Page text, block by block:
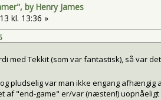
by Henry James
kl. 13:36 »
med Tekkit (som var fantastisk), så var
pludselig var man ikke engang afhængig
af "end-game" er/var (næsten!)